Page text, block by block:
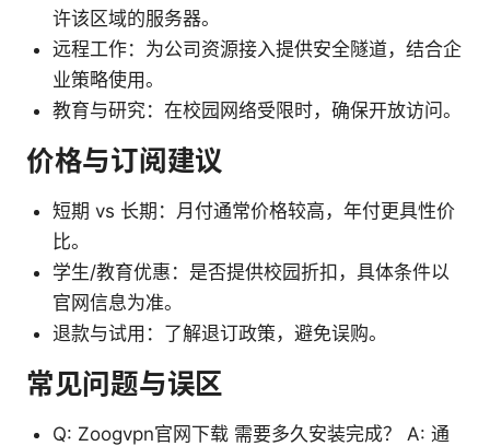
许该区域的服务器。
远程工作：为公司资源接入提供安全隧道，结合企
业策略使用。
教育与研究：在校园网络受限时，确保开放访问。
价格与订阅建议
短期 vs 长期：月付通常价格较高，年付更具性价
比。
学生/教育优惠：是否提供校园折扣，具体条件以
官网信息为准。
退款与试用：了解退订政策，避免误购。
常见问题与误区
Q: Zoogvpn官网下载 需要多久安装完成？ A: 通